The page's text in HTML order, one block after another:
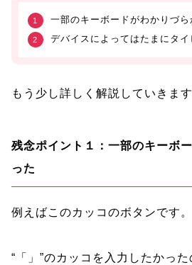
一部のキーボードがわかりづら
デバイスによってはたまにタイ
もう少し詳しく解説していきます
残念ポイント１：一部のキーボ
った
例えばこのカッコのボタンです。
“「」”のカッコを入力したかっ